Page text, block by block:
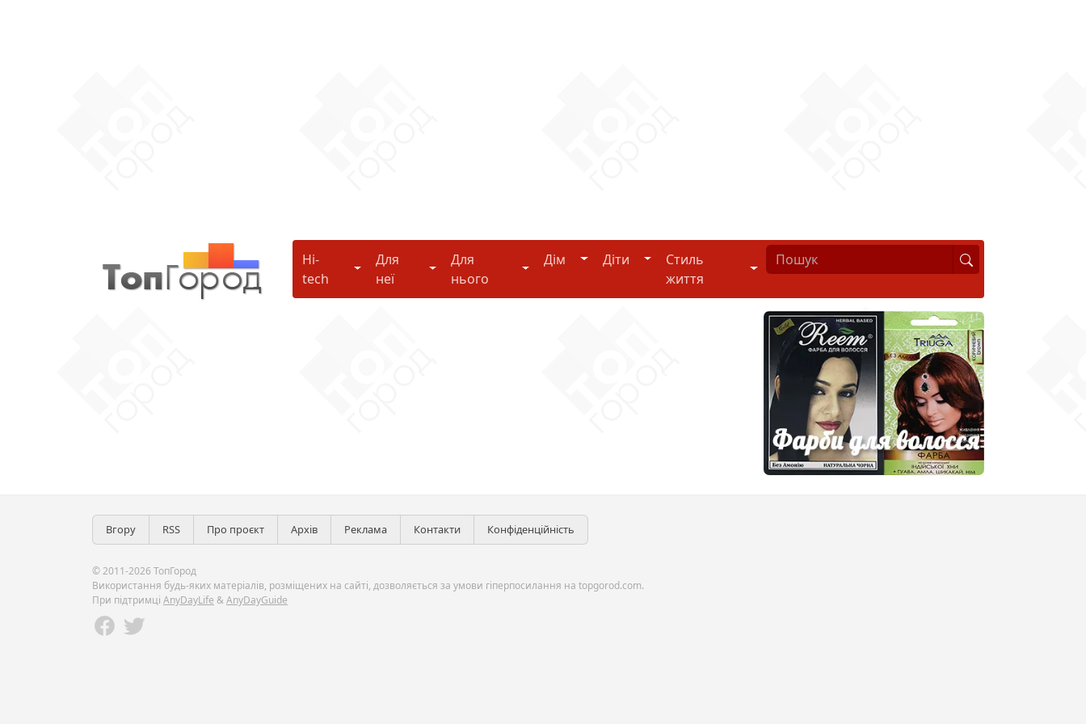
Hi-
tech
Hi-tech
Для
неї
Для неї
Для
нього
Для нього
Дім Дім Діти ДітиСтиль
життя
Стиль життя
Вгору RSS Про проєкт Архів Реклама Контакти Конфіденційність
© 2011-2026 ТопГород
Використання будь-яких матеріалів, розміщених на сайті, дозволяється за умови гіперпосилання на topgorod.com.
При підтримці AnyDayLife &AnyDayGuide